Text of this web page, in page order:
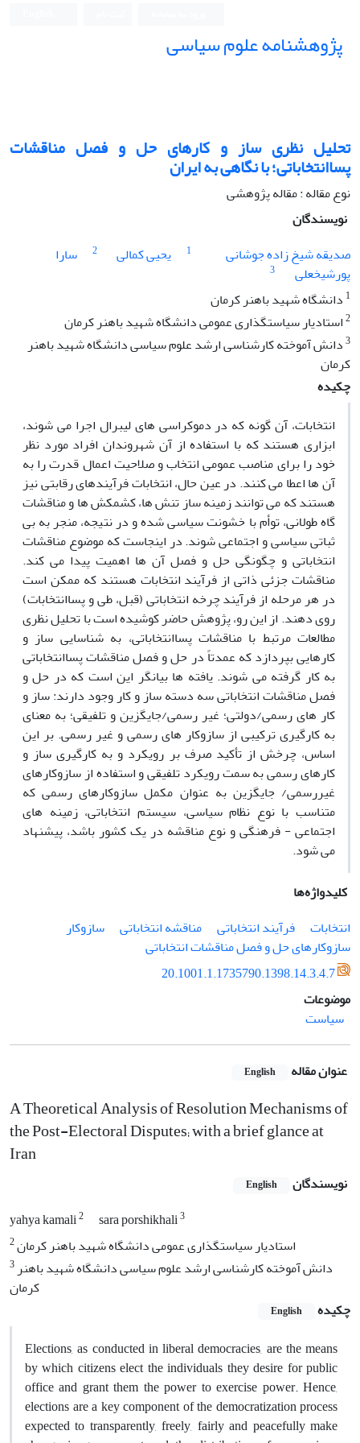
پژوهشنامه علوم سیاسی
تحلیل نظری ساز و کارهای حل و فصل مناقشات
پساانتخاباتی؛ با نگاهی به ایران
نوع مقاله : مقاله پژوهشی
نویسندگان
صدیقه شیخ زاده جوشانی
1 یحیی کمالی 2
سارا
پورشیخعلی
3
1 دانشگاه شهید باهنر کرمان
2استادیار سیاستگذاری عمومی دانشگاه شهید باهنر کرمان
3دانش آموخته کارشناسی ارشد علوم سیاسی دانشگاه شهید باهنر
کرمان
چکیده
انتخابات، آن گونه که در دموکراسی های لیبرال اجرا می شوند،
ابزاری هستند که با استفاده از آن شهروندان افراد مورد نظر
خود را برای مناصب عمومی انتخاب و صلاحیت اعمال قدرت را به
آن ها اعطا می کنند. در عین حال، انتخابات فرآیندهای رقابتی نیز
هستند که می توانند زمینه ساز تنش ها، کشمکش ها و مناقشات
گاه طولانی، توأم با خشونت سیاسی شده و در نتیجه، منجر به بی
ثباتی سیاسی و اجتماعی شوند. در اینجاست که موضوع مناقشات
انتخاباتی و چگونگی حل و فصل آن ها اهمیت پیدا می کند.
مناقشات جزئی ذاتی از فرآیند انتخابات هستند که ممکن است
در هر مرحله از فرآیند چرخه انتخاباتی (قبل، طی و پساانتخابات)
روی دهند. از این رو، پژوهش حاضر کوشیده است با تحلیل نظری
مطالعات مرتبط با مناقشات پساانتخاباتی، به شناسایی ساز و
کارهایی بپردازد که عمدتاً در حل و فصل مناقشات پساانتخاباتی
به کار گرفته می شوند. یافته ها بیانگر این است که در حل و
فصل مناقشات انتخاباتی سه دسته ساز و کار وجود دارند: ساز و
کار های رسمی/دولتی؛ غیر رسمی/جایگزین و تلفیقی؛ به معنای
به کارگیری ترکیبی از سازوکار های رسمی و غیر رسمی. بر این
اساس، چرخش از تأکید صرف بر رویکرد و به کارگیری ساز و
کارهای رسمی به سمت رویکرد تلفیقی و استفاده از سازوکارهای
غیررسمی/ جایگزین به عنوان مکمل سازوکارهای رسمی که
متناسب با نوع نظام سیاسی، سیستم انتخاباتی، زمینه های
اجتماعی - فرهنگی و نوع مناقشه در یک کشور باشد، پیشنهاد
می شود.
کلیدواژه‌ها
انتخابات
فرآیند انتخاباتی مناقشه انتخاباتی
سازوکار
سازوکارهای حل و فصل مناقشات انتخاباتی
20.1001.1.1735790.1398.14.3.4.7
موضوعات
سیاست
عنوان مقاله English
A Theoretical Analysis of Resolution Mechanisms of
the Post-Electoral Disputes; with a brief glance at
Iran
نویسندگان English
yahya kamali2 sara porshikhali3
2استادیار سیاستگذاری عمومی دانشگاه شهید باهنر کرمان
3
کرمان
چکیده
English
Elections, as conducted in liberal democracies, are the means
by which citizens elect the individuals they desire for public
office and grant them the power to exercise power. Hence,
elections are a key component of the democratization process
expected to transparently, freely, fairly and peacefully make